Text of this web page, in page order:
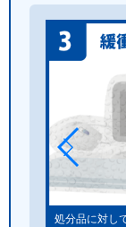
処分品に対し